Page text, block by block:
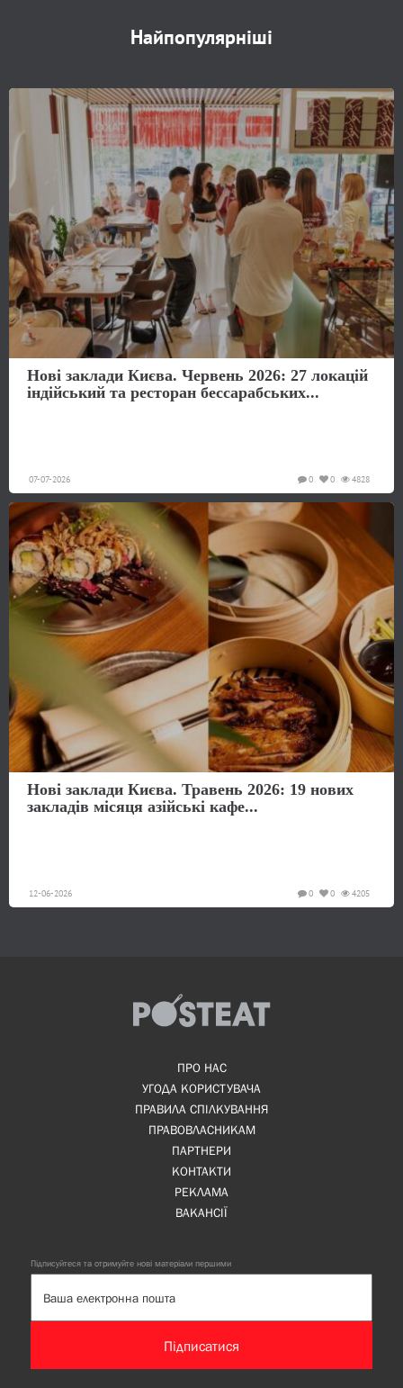
Найпопулярніші
Нові заклади Києва. Червень 2026: 27 локацій
індійський та ресторан бессарабських...
07-07-2026 4828
0
0
Нові заклади Києва. Травень 2026: 19 нових
закладів місяця азійські кафе...
12-06-2026 4205
0
0
ПРО НАС
УГОДА КОРИСТУВАЧА
ПРАВИЛА СПІЛКУВАННЯ
ПРАВОВЛАСНИКАМ
ПАРТНЕРИ
КОНТАКТИ
РЕКЛАМА
ВАКАНСІЇ
Підписуйтеся та отримуйте нові матеріали першими
Підписатися